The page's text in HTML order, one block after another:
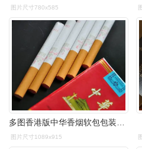
图片尺寸780x585
图片尺寸1089x915